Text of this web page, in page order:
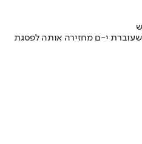
י-ם מחזירה אותה לפסגת